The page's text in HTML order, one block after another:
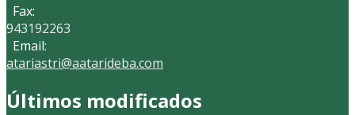
Fax:
943192263
Email:
atariastri@aatarideba.com
Últimos modificados